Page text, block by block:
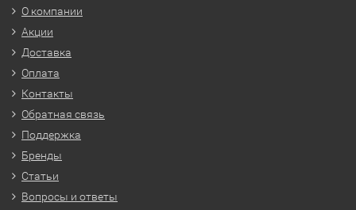
О компании
Акции
Доставка
Оплата
Контакты
Обратная связь
Поддержка
Бренды
Статьи
Вопросы и ответы